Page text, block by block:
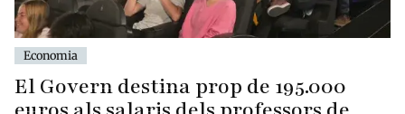
Economia
El Govern destina prop de 195.000